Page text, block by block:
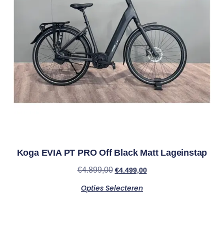
Koga EVIA PT PRO Off Black Matt Lageinstap
€4.899,00 €4.499,00
Opties Selecteren